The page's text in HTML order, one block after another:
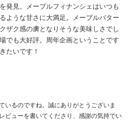
発見。メープルフィナンシェはいつも
ような甘さに大満足。メープルバター
ザク感の虜となりそうな美味しさでし
でも大好評。周年企画ということです
たいです！
いるのですね。誠にありがとうございま
ビューを書いてくださり、感謝の気持でい